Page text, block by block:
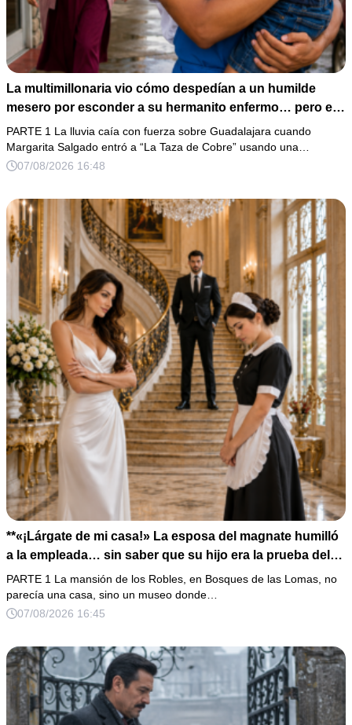
La multimillonaria vio cómo despedían a un humilde
mesero por esconder a su hermanito enfermo… pero el
verdadero escándalo estaba a punto de estallar.
PARTE 1 La lluvia caía con fuerza sobre Guadalajara cuando
Margarita Salgado entró a “La Taza de Cobre” usando una…
07/08/2026 16:48
**«¡Lárgate de mi casa!» La esposa del magnate humilló
a la empleada… sin saber que su hijo era la prueba del
secreto que todos habían enterrado*
PARTE 1 La mansión de los Robles, en Bosques de las Lomas, no
parecía una casa, sino un museo donde…
07/08/2026 16:45